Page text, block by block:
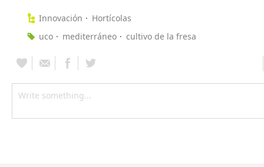
Innovación
Hortícolas
uco
mediterráneo cultivo de la fresa